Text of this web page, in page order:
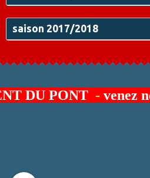
saison 2017/2018
PONT-venez